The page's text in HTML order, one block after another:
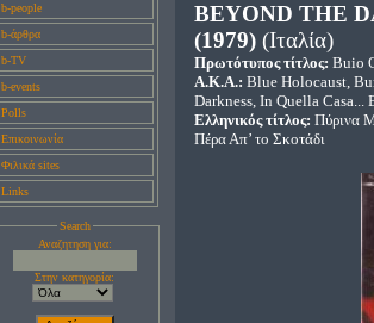
b-people
b-άρθρα
b-TV
b-events
Polls
Επικοινωνία
Φιλικά sites
Links
Search
Αναζητηση για:
Στην κατηγορία:
BEYOND THE
(1979) (Ιταλία)
Πρωτότυπος τίτλος: Buio
A.K.A.: Blue Holocaust,
Darkness, In Quella Casa...
Ελληνικός τίτλος: Πύρινα
Πέρα Απ’ το Σκοτάδι